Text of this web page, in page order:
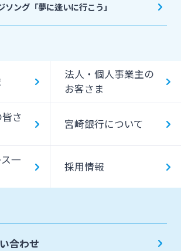
ソング「夢に逢いに行こう」
法人・個人事業主の
お客さま
さ
宮崎銀行について
一
採用情報
合わせ